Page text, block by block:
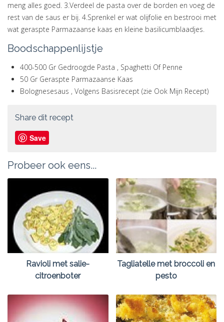
meng alles goed. 3.Verdeel de pasta over de borden en voeg de
rest van de saus er bij. 4.Sprenkel er wat olijfolie en bestrooi met
wat geraspte Parmazaanse kaas en kleine basilicumblaadjes.
Boodschappenlijstje
400-500 Gr Gedroogde Pasta , Spaghetti Of Penne
50 Gr Geraspte Parmazaanse Kaas
Bolognesesaus , Volgens Basisrecept (zie Ook Mijn Recept)
Share dit recept
Save
Probeer ook eens...
Ravioli met salie-
citroenboter
Tagliatelle met broccoli en
pesto